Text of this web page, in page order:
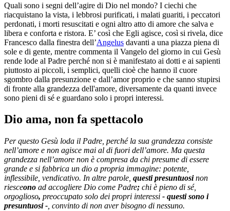
Quali sono i segni dell’agire di Dio nel mondo? I ciechi che
riacquistano la vista, i lebbrosi purificati, i malati guariti, i peccatori
perdonati, i morti resuscitati e ogni altro atto di amore che salva e
libera e conforta e ristora. E’ così che Egli agisce, così si rivela, dice
Francesco dalla finestra dell’Angelus davanti a una piazza piena di
sole e di gente, mentre commenta il Vangelo del giorno in cui Gesù
rende lode al Padre perché non si è manifestato ai dotti e ai sapienti
piuttosto ai piccoli, i semplici, quelli cioè che hanno il cuore
sgombro dalla presunzione e dall’amor proprio e che sanno stupirsi
di fronte alla grandezza dell'amore, diversamente da quanti invece
sono pieni di sé e guardano solo i propri interessi.
Dio ama, non fa spettacolo
Per questo Gesù loda il Padre, perché la sua grandezza consiste
nell’amore e non agisce mai al di fuori dell’amore. Ma questa
grandezza nell’amore non è compresa da chi presume di essere
grande e si fabbrica un dio a propria immagine: potente,
inflessibile, vendicativo. In altre parole, questi presuntuosinon
riesceono ad accogliere Dio come Padre; chi è pieno di sé,
orgoglioso, preoccupato solo dei propri interessi - questi sono i
presuntuosi - , convinto di non aver bisogno di nessuno.